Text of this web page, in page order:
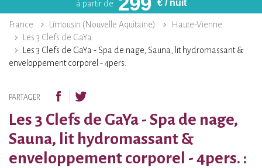
à partir de € / nuit
France Limousin (Nouvelle Aquitaine)
Haute-Vienne
Les 3 Clefs de GaYa
Les 3 Clefs de GaYa - Spa de nage, Sauna, lit hydromassant &
enveloppement corporel - 4pers.
PARTAGER
Les 3 Clefs de GaYa - Spa de nage,
Sauna, lit hydromassant &
enveloppement corporel - 4pers. :